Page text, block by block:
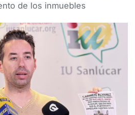
de los inmuebles